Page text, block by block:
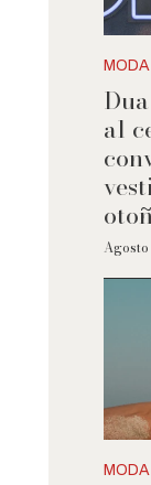
MODA
al
MODA